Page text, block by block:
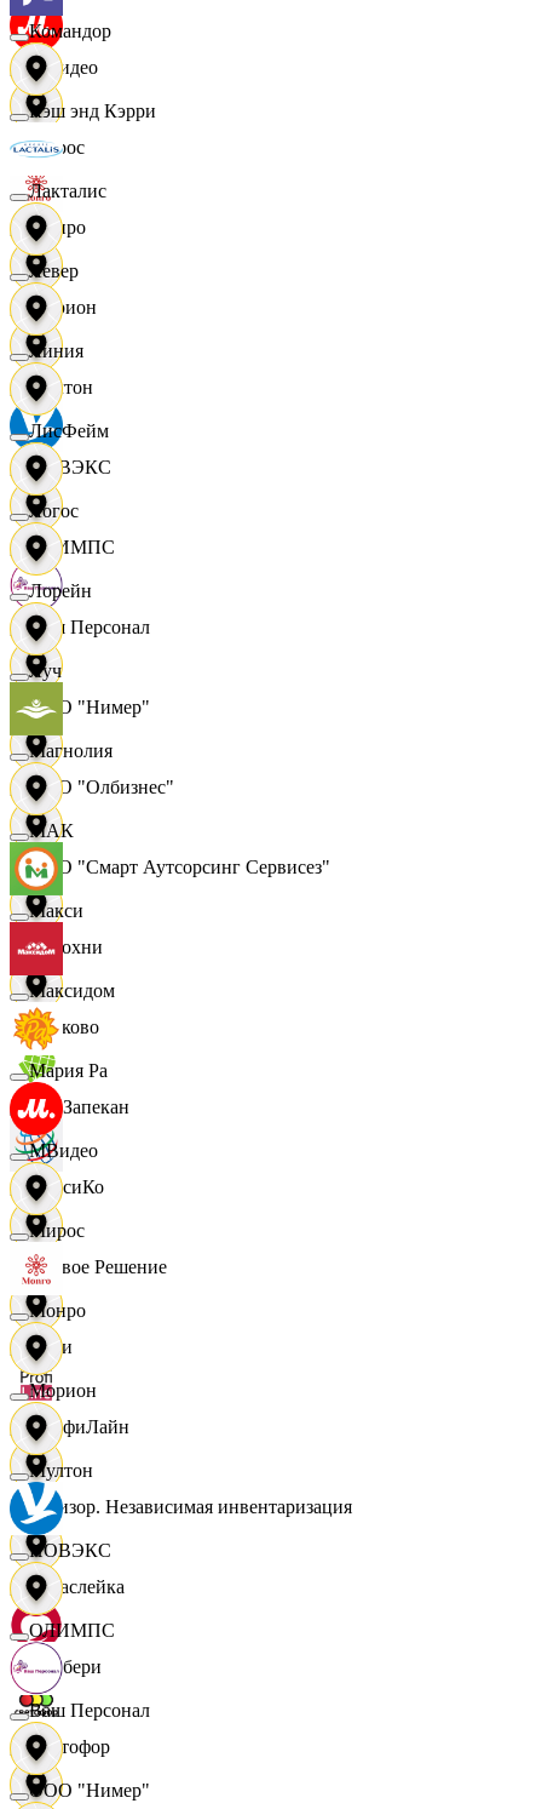
МВидео
Мирос
Монро
Морион
Мултон
НОВЭКС
ОЛИМПС
Ваш Персонал
ООО "Нимер"
ООО "Олбизнес"
ООО "Смарт Аутсорсинг Сервисез"
Отдохни
Очаково
ПанЗапекан
ПепсиКо
Первое Решение
Пери
ПрофиЛайн
Ревизор. Независимая инвентаризация
Саваслейка
Самбери
Светофор
Командор
Кэш энд Кэрри
Лакталис
Левер
Линия
ЛисФейм
Логос
Лорейн
Луч
Магнолия
МАК
Макси
Максидом
Мария Ра
МВидео
Мирос
Монро
Морион
Мултон
НОВЭКС
ОЛИМПС
Ваш Персонал
ООО "Нимер"